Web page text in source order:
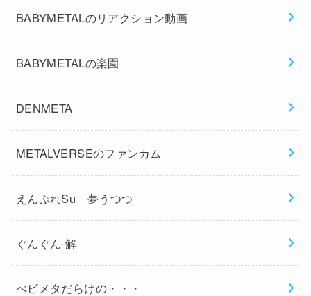
BABYMETALのリアクション動画
BABYMETALの楽園
DENMETA
METALVERSEのファンカム
えんぷれSu 夢うつつ
ぐんぐん-解
べビメタだらけの・・・